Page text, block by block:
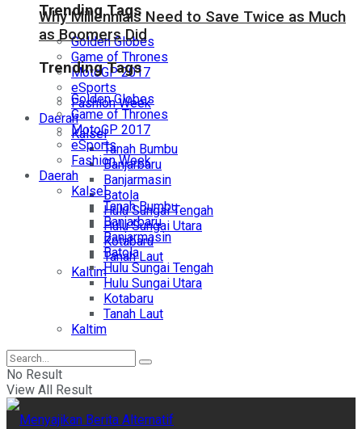
Trending Tags
Golden Globes
Game of Thrones
MotoGP 2017
eSports
Fashion Week
Daerah
Kalsel
Tanah Bumbu
Banjarbaru
Banjarmasin
Batola
Hulu Sungai Tengah
Hulu Sungai Utara
Kotabaru
Tanah Laut
Kaltim
Why Millennials Need to Save Twice as Much
as Boomers Did
Trending Tags
Golden Globes
Game of Thrones
MotoGP 2017
eSports
Fashion Week
Daerah
Kalsel
Tanah Bumbu
Banjarbaru
Banjarmasin
Batola
Hulu Sungai Tengah
Hulu Sungai Utara
Kotabaru
Tanah Laut
Kaltim
No Result
View All Result